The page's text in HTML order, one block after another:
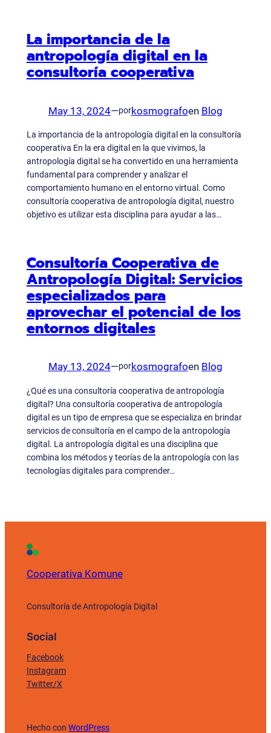
La importancia de la
antropología digital en la
consultoría cooperativa
May 13, 2024—porkosmografoen Blog
La importancia de la antropología digital en la consultoría
cooperativa En la era digital en la que vivimos, la
antropología digital se ha convertido en una herramienta
fundamental para comprender y analizar el
comportamiento humano en el entorno virtual. Como
consultoría cooperativa de antropología digital, nuestro
objetivo es utilizar esta disciplina para ayudar a las…
Consultoría Cooperativa de
Antropología Digital: Servicios
especializados para
aprovechar el potencial de los
entornos digitales
May 13, 2024—porkosmografoen Blog
¿Qué es una consultoría cooperativa de antropología
digital? Una consultoría cooperativa de antropología
digital es un tipo de empresa que se especializa en brindar
servicios de consultoría en el campo de la antropología
digital. La antropología digital es una disciplina que
combina los métodos y teorías de la antropología con las
tecnologías digitales para comprender…
Cooperativa Komune
Consultoría de Antropología Digital
Social
Facebook
Instagram
Twitter/X
Hecho con WordPress